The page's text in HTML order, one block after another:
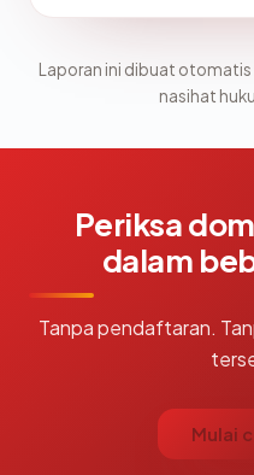
Laporan ini dibuat otomatis
nasihat
Periksa
dalam
Tanpa pendaftaran.
Mulai